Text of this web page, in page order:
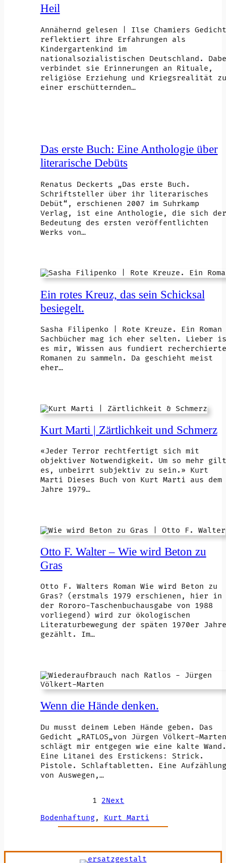
Heil
Annähernd gelesen | Ilse Chamiers Gedicht
reflektiert ihre Erfahrungen als
Kindergartenkind im
nationalsozialistischen Deutschland.
verbindet sie Erinnerungen an Rituale,
religiöse Erziehung und Kriegsrealität zu
einer erschütternden…
Das erste Buch: Eine Anthologie über
literarische Debüts
Renatus Deckerts „Das erste Buch.
Schriftsteller über ihr literarisches
Debüt“, erschienen 2007 im Suhrkamp
Verlag, ist eine Anthologie, die sich der
Bedeutung des ersten veröffentlichten
Werks von…
Ein rotes Kreuz, das sein Schicksal
besiegelt.
Sasha Filipenko | Rote Kreuze. Ein Roman
Sachbücher mag ich eher selten. Lieber
es mir, Wissen aus fundiert
Romanen zu sammeln. Da geschieht meist
eher…
Kurt Marti | Zärtlichkeit und Schmerz
«Jeder Terror rechtfertigt sich mit
objektiver Notwendigkeit. Um so mehr gilt
es, unbeirrt subjektiv zu sein.» Kurt
Marti Dieses Buch von Kurt Marti aus dem
Jahre 1979…
Otto F. Walter – Wie wird Beton zu
Gras
Otto F. Walters Roman Wie wird Beton zu
Gras? (erstmals 1979 erschienen, hier in
der Rororo-Taschenbuchausgabe von 1988
vorliegend) wird zur ökologischen
Literaturbewegung der späten 1970er Jahre
gezählt. Im…
Wenn die Hände denken.
Du musst deinem Leben Hände geben. Das
Gedicht „RATLOS„von Jürgen Völkert-Marten
schlägt mir entgegen wie eine kalte Wand.
Eine Litanei des Erstickens: Strick.
Pistole. Schlaftabletten. Eine Aufzählung
von Auswegen,…
1 2Next
Bodenhaftung, Kurt Marti